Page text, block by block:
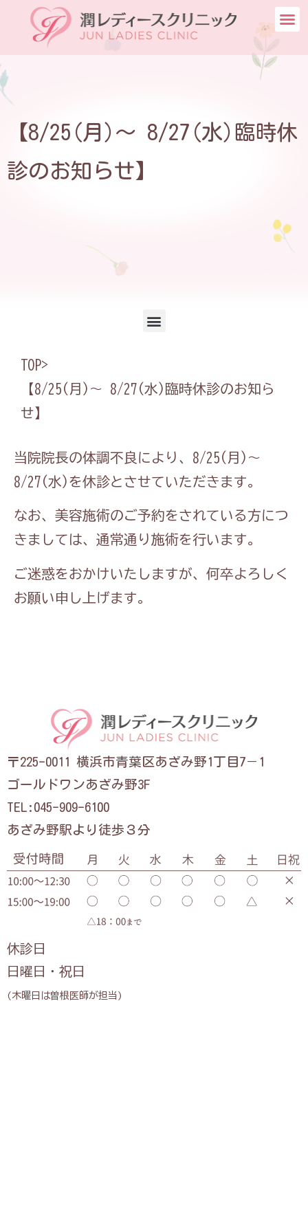
【8/25(月)～ 8/27(水)臨時休
診のお知らせ】
TOP>
【8/25(月)～ 8/27(水)臨時休診のお知ら
せ】
当院院長の体調不良により、8/25(月)～
8/27(水)を休診とさせていただきます。
なお、美容施術のご予約をされている方につ
きましては、通常通り施術を行います。
ご迷惑をおかけいたしますが、何卒よろしく
お願い申し上げます。
〒225-0011 横浜市青葉区あざみ野1丁目7－1
ゴールドワンあざみ野3F
TEL:045-909-6100
あざみ野駅より徒歩３分
休診日
日曜日・祝日
(木曜日は曽根医師が担当)